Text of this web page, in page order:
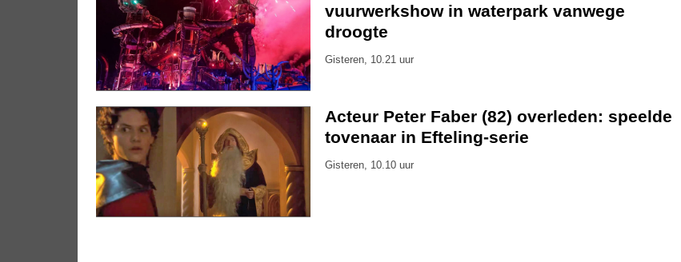
vuurwerkshow in waterpark vanwege
droogte
Gisteren, 10.21 uur
Acteur Peter Faber (82) overleden: speelde
tovenaar in Efteling-serie
Gisteren, 10.10 uur